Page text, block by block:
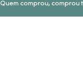
Quem comprou, comprou